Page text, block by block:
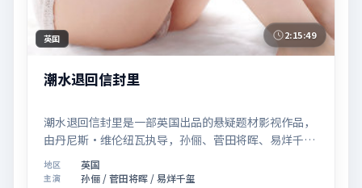
英国 2:15:49
潮水退回信封里
潮水退回信封里是一部英国出品的悬疑题材影视作品，
由丹尼斯·维伦纽瓦执导，孙俪、菅田将晖、易烊千玺
等联合主演，于2025年07月02日在院线首映。影片围
绕「记忆拼图里的真相碎片」展开叙事，镜头语言克制
地区 英国
主演
孙俪 / 菅田将晖 / 易烊千玺